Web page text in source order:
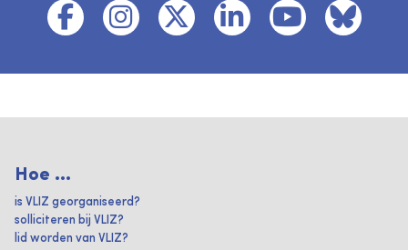
Hoe ...
is VLIZ georganiseerd?
solliciteren bij VLIZ?
lid worden van VLIZ?